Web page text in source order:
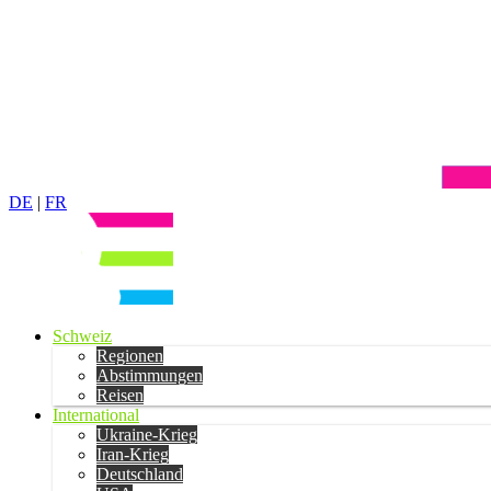
DE | FR
Schweiz
Regionen
Abstimmungen
Reisen
International
Ukraine-Krieg
Iran-Krieg
Deutschland